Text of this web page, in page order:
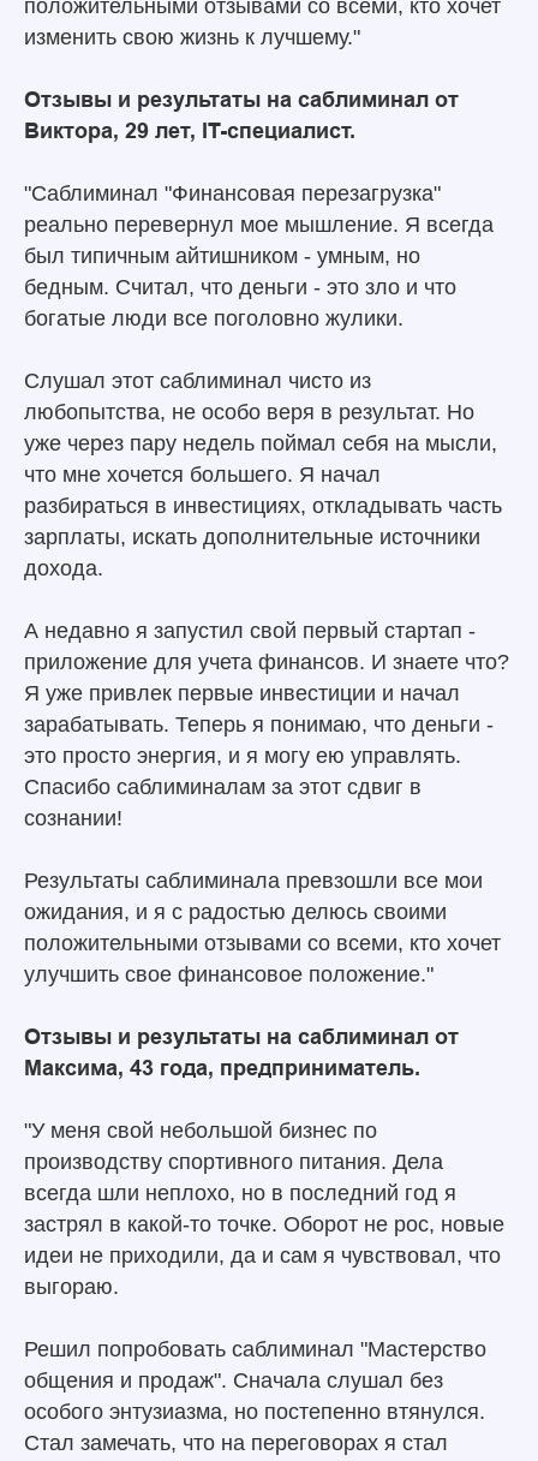
положительными отзывами со всеми, кто хочет
изменить свою жизнь к лучшему."
Отзывы и результаты на саблиминал от
Виктора, 29 лет, IT-специалист.
"Саблиминал "Финансовая перезагрузка"
реально перевернул мое мышление. Я всегда
был типичным айтишником - умным, но
бедным. Считал, что деньги - это зло и что
богатые люди все поголовно жулики.
Слушал этот саблиминал чисто из
любопытства, не особо веря в результат. Но
уже через пару недель поймал себя на мысли,
что мне хочется большего. Я начал
разбираться в инвестициях, откладывать часть
зарплаты, искать дополнительные источники
дохода.
А недавно я запустил свой первый стартап -
приложение для учета финансов. И знаете что?
Я уже привлек первые инвестиции и начал
зарабатывать. Теперь я понимаю, что деньги -
это просто энергия, и я могу ею управлять.
Спасибо саблиминалам за этот сдвиг в
сознании!
Результаты саблиминала превзошли все мои
ожидания, и я с радостью делюсь своими
положительными отзывами со всеми, кто хочет
улучшить свое финансовое положение."
Отзывы и результаты на саблиминал от
Максима, 43 года, предприниматель.
"У меня свой небольшой бизнес по
производству спортивного питания. Дела
всегда шли неплохо, но в последний год я
застрял в какой-то точке. Оборот не рос, новые
идеи не приходили, да и сам я чувствовал, что
выгораю.
Решил попробовать саблиминал "Мастерство
общения и продаж". Сначала слушал без
особого энтузиазма, но постепенно втянулся.
Стал замечать, что на переговорах я стал